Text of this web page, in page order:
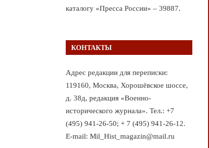
каталогу «Пресса России» – 39887.
КОНТАКТЫ
Адрес редакции для переписки:
119160, Москва, Хорошёвское шоссе,
д. 38д, редакция «Военно-
исторического журнала». Тел.: +7
(495) 941-26-50; + 7 (495) 941-26-12.
E-mail: Mil_Hist_magazin@mail.ru